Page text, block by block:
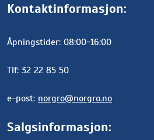
Kontaktinformasjon:
Åpningstider: 08:00-16:00
Tlf: 32 22 85 50
e-post: norgro@norgro.no
Salgsinformasjon: